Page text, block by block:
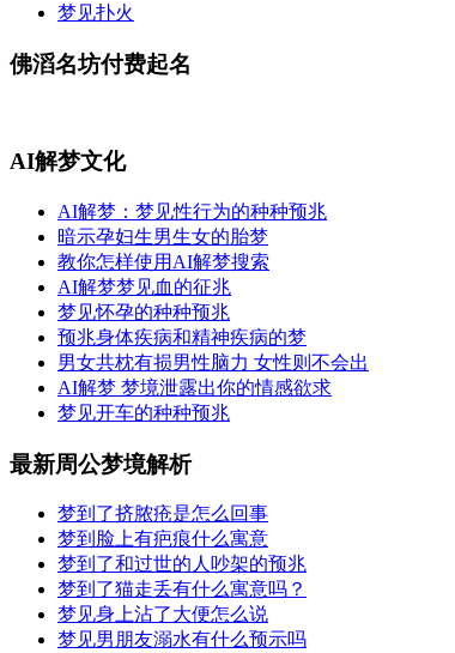
梦见扑火
佛滔名坊付费起名
AI解梦文化
AI解梦：梦见性行为的种种预兆
暗示孕妇生男生女的胎梦
教你怎样使用AI解梦搜索
AI解梦梦见血的征兆
梦见怀孕的种种预兆
预兆身体疾病和精神疾病的梦
男女共枕有损男性脑力 女性则不会出
AI解梦 梦境泄露出你的情感欲求
梦见开车的种种预兆
最新周公梦境解析
梦到了挤脓疮是怎么回事
梦到脸上有疤痕什么寓意
梦到了和过世的人吵架的预兆
梦到了猫走丢有什么寓意吗？
梦见身上沾了大便怎么说
梦见男朋友溺水有什么预示吗